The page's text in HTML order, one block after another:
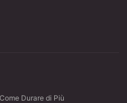
Come Durare di Più